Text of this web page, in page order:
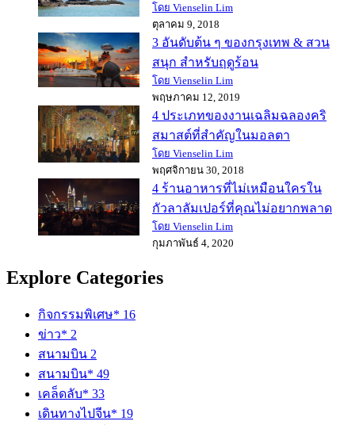
โดย Vienselin Lim
ตุลาคม 9, 2018
3 อันดับต้น ๆ ของกรุงเทพ & สวน
สนุก สำหรับฤดูร้อน
โดย Vienselin Lim
พฤษภาคม 12, 2019
4 ประเภทของงานเฉลิมฉลองคริ
สมาสต์ที่สำคัญในมอลตา
โดย Vienselin Lim
พฤศจิกายน 30, 2018
4 ร้านอาหารที่ไม่เหมือนใครใน
กัวลาลัมเปอร์ที่คุณไม่อยากพลาด
โดย Vienselin Lim
กุมภาพันธ์ 4, 2020
Explore Categories
กิจกรรมพิเศษ* 16
ข่าว* 2
สนามบิน 2
สนามบิน* 49
เคล็ดลับ* 33
เดินทางไปจีน* 19